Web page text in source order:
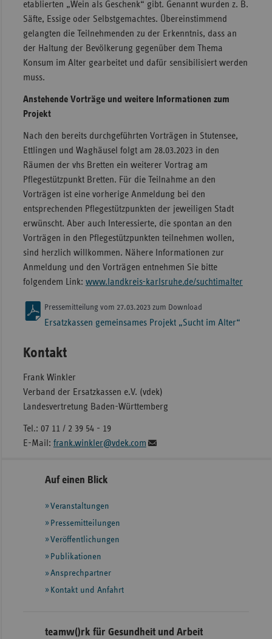
etablierten „Wein als Geschenk“ gibt. Genannt wurden z. B.
Säfte, Essige oder Selbstgemachtes. Übereinstimmend
gelangten die Teilnehmenden zu der Erkenntnis, dass an
der Haltung der Bevölkerung gegenüber dem Thema
Konsum im Alter gearbeitet und dafür sensibilisiert werden
muss.
Anstehende Vorträge und weitere Informationen zum
Projekt
Nach den bereits durchgeführten Vorträgen in Stutensee,
Ettlingen und Waghäusel folgt am 28.03.2023 in den
Räumen der vhs Bretten ein weiterer Vortrag am
Pflegestützpunkt Bretten. Für die Teilnahme an den
Vorträgen ist eine vorherige Anmeldung bei den
entsprechenden Pflegestützpunkten der jeweiligen Stadt
erwünscht. Aber auch Interessierte, die spontan an den
Vorträgen in den Pflegestützpunkten teilnehmen wollen,
sind herzlich willkommen. Nähere Informationen zur
Anmeldung und den Vorträgen entnehmen Sie bitte
folgendem Link: www.landkreis-karlsruhe.de/suchtimalter
Pressemitteilung vom 27.03.2023 zum Download
Ersatzkassen gemeinsames Projekt „Sucht im Alter“
Kontakt
Frank Winkler
Verband der Ersatzkassen e.V. (vdek)
Landesvertretung Baden-Württemberg
Tel.: 07 11 / 2 39 54 - 19
E-Mail: frank.winkler@vdek.com
Seitennavigation
Seitenleiste
weiteren
Informationen
Auf einen Blick
Veranstaltungen
Pressemitteilungen
Veröffentlichungen
Publikationen
Ansprechpartner
Kontakt und Anfahrt
teamw()rk für Gesundheit und Arbeit